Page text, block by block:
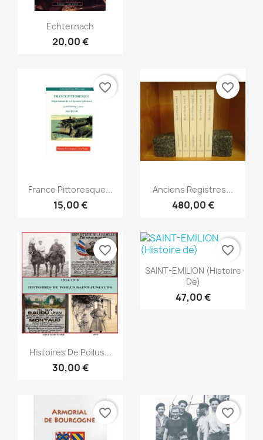
Snabbvy
Echternach
20,00 €
 Snabbvy
France Pittoresque...
15,00 €
favorite_border
Snabbvy
Anciens Registres...
480,00 €
favorite_border
Snabbvy
Histoires De Poilus...
30,00 €
favorite_border
Snabbvy
SAINT-EMILION (Histoire
De)
47,00 €
favorite_border
favorite_border favorite_border